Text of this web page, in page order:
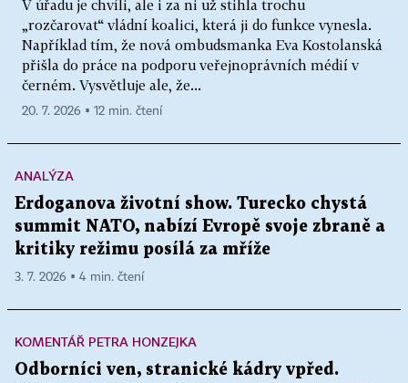
V úřadu je chvíli, ale i za ni už stihla trochu
„rozčarovat“ vládní koalici, která ji do funkce vynesla.
Například tím, že nová ombudsmanka Eva Kostolanská
přišla do práce na podporu veřejnoprávních médií v
černém. Vysvětluje ale, že...
20. 7. 2026 ▪ 12 min. čtení
ANALÝZA
Erdoganova životní show. Turecko chystá
summit NATO, nabízí Evropě svoje zbraně a
kritiky režimu posílá za mříže
3. 7. 2026 ▪ 4 min. čtení
KOMENTÁŘ PETRA HONZEJKA
Odborníci ven, stranické kádry vpřed.